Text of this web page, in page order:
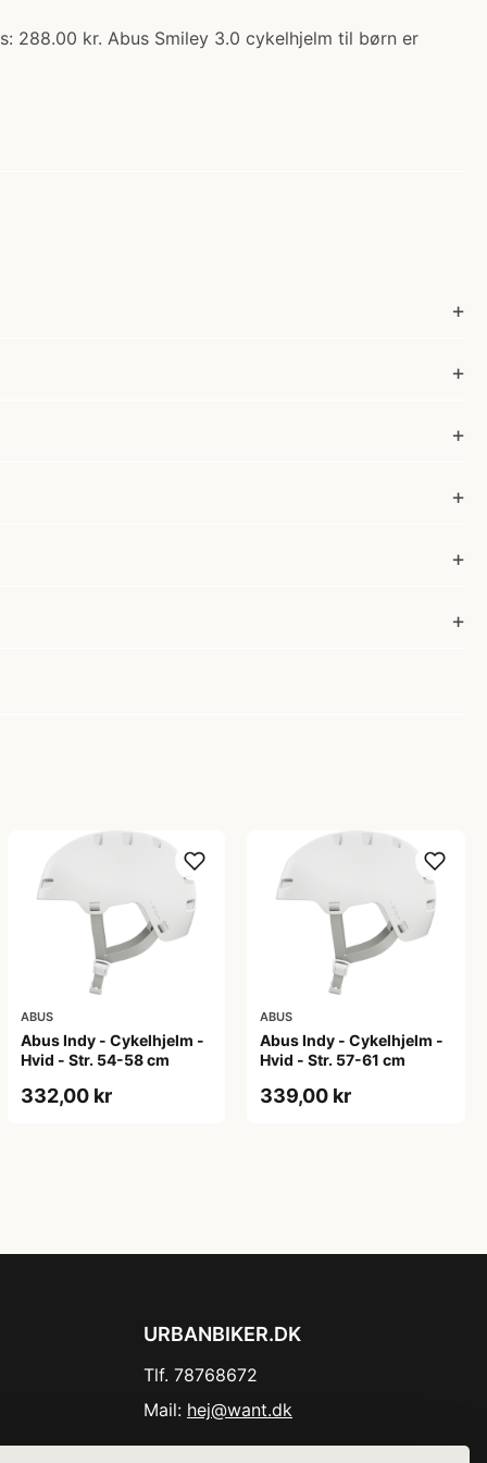
288.00 kr. Abus Smiley 3.0 cykelhjelm til børn er
ABUS
Abus Indy - Cykelhjelm -
Hvid - Str. 54-58 cm
332,00 kr
ABUS
Abus Indy - Cykelhjelm -
Hvid - Str. 57-61 cm
339,00 kr
URBANBIKER.DK
Tlf. 78768672
Mail: hej@want.dk